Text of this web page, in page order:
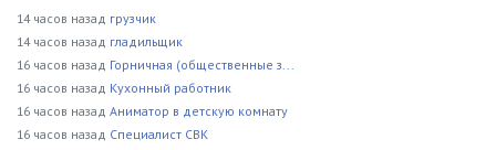
14 часов назад грузчик
14 часов назад гладильщик
16 часов назад Горничная (общественные з...
16 часов назад Кухонный работник
16 часов назад Аниматор в детскую комнату
16 часов назад Специалист СВК